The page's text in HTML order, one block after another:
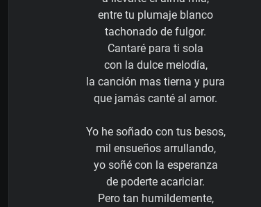
entre tu plumaje blanco
tachonado de fulgor.
Cantaré para ti sola
con la dulce melodía,
la canción mas tierna y pura
que jamás canté al amor.
Yo he soñado con tus besos,
mil ensueños arrullando,
yo soñé con la esperanza
de poderte acariciar.
Pero tan humildemente,